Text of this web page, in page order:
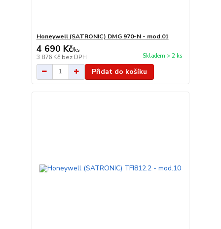
Honeywell (SATRONIC) DMG 970-N - mod.01
4 690 Kč/ks
3 876 Kč bez DPH Skladem > 2 ks
Přidat do košíku